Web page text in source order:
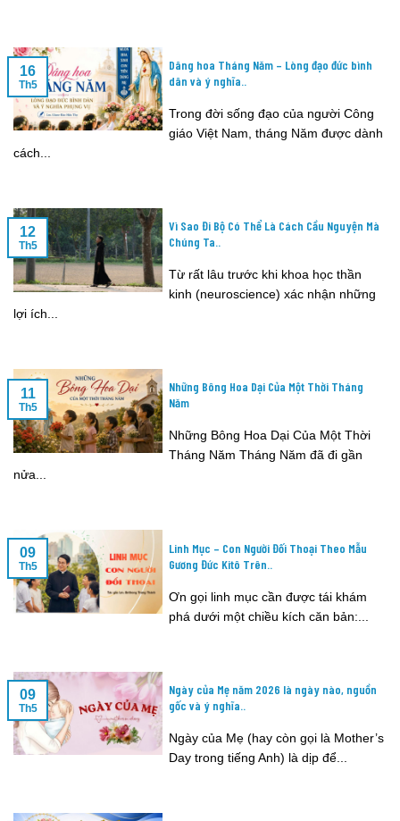
Dâng hoa Tháng Năm – Lòng đạo đức bình
dân và ý nghĩa..
Trong đời sống đạo của người Công
giáo Việt Nam, tháng Năm được dành
cách...
16
Th5
Vì Sao Đi Bộ Có Thể Là Cách Cầu Nguyện Mà
Chúng Ta..
Từ rất lâu trước khi khoa học thần
kinh (neuroscience) xác nhận những
lợi ích...
12
Th5
Những Bông Hoa Dại Của Một Thời Tháng
Năm
Những Bông Hoa Dại Của Một Thời
Tháng Năm Tháng Năm đã đi gần
nửa...
11
Th5
Linh Mục – Con Người Đối Thoại Theo Mẫu
Gương Đức Kitô Trên..
Ơn gọi linh mục cần được tái khám
phá dưới một chiều kích căn bản:...
09
Th5
Ngày của Mẹ năm 2026 là ngày nào, nguồn
gốc và ý nghĩa..
Ngày của Mẹ (hay còn gọi là Mother’s
Day trong tiếng Anh) là dịp để...
09
Th5